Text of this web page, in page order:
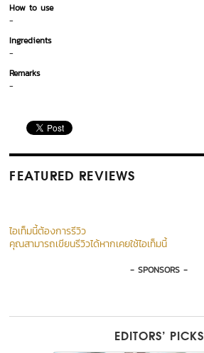
How to use
-
Ingredients
-
Remarks
-
FEATURED REVIEWS
ไอเท็มนี้ต้องการรีวิว
คุณสามารถเขียนรีวิวได้หากเคยใช้ไอเท็มนี้
- SPONSORS -
EDITORS’ PICKS